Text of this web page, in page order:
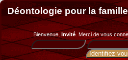
Déontologie pour la famille
Bienvenue, Invité. Merci devous